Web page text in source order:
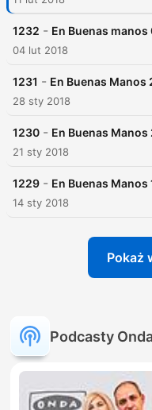
1232 - En Buenas
04 lut 2018
1231 - En Buenas Manos
28 sty 2018
1230 - En Buenas Manos
21 sty 2018
1229 - En Buenas Manos
14 sty 2018
Pokaż
Podcasty